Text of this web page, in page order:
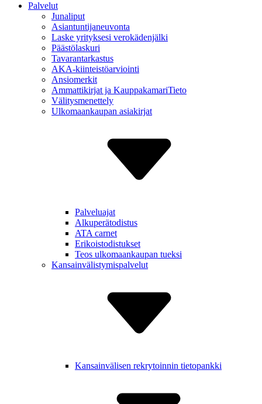
Palvelut
Junaliput
Asiantuntija­neuvonta
Laske yrityksesi verokäden­jälki
Päästölaskuri
Tavaran­tarkastus
AKA-kiinteistö­arviointi
Ansiomerkit
Ammattikirjat ja Kauppa­kamariTieto
Välitys­menettely
Ulkomaan­kaupan asiakirjat
Palveluajat
Alkuperä­todistus
ATA carnet
Erikois­todistukset
Teos ulkomaan­kaupan tueksi
Kansain­välistymis­palvelut
Kansain­välisen rekry­toinnin tietopankki